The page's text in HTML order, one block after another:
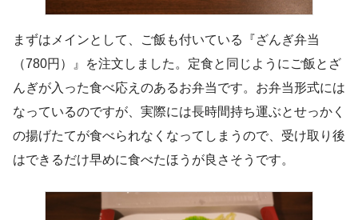
まずはメインとして、ご飯も付いている『ざんぎ弁当
（780円）』を注文しました。定食と同じようにご飯とざ
んぎが入った食べ応えのあるお弁当です。お弁当形式には
なっているのですが、実際には長時間持ち運ぶとせっかく
の揚げたてが食べられなくなってしまうので、受け取り後
はできるだけ早めに食べたほうが良さそうです。